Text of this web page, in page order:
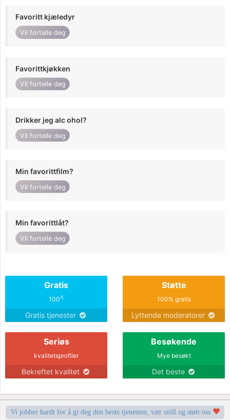
Favoritt kjæledyr
Vil fortelle deg
Favorittkjøkken
Vil fortelle deg
Drikker jeg alc ohol?
Vil fortelle deg
Min favorittfilm?
Vil fortelle deg
Min favorittlåt?
Vil fortelle deg
Gratis
100%
Gratis tjenester
Støtte
100% gratis
Lyttende moderatorer
Seriøs
kvalitetsprofiler
Bekreftet kvalitet
Besøkende
Mye besøkt
Det beste
Vi jobber hardt for å gi deg den beste tjenesten, vær snill og støtt oss